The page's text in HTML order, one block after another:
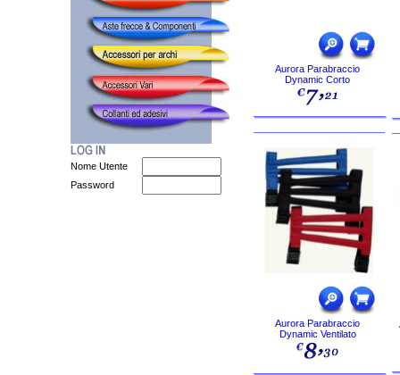
Nome Utente
Password
Aurora Parabraccio
Dynamic Corto
Aurora Parabraccio
Dynamic Ventilato